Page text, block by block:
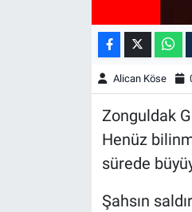
Alican Köse
Zonguldak
Henüz
sürede
Şahsın